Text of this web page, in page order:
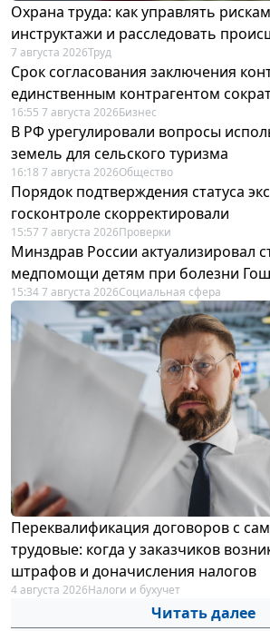
Охрана труда: как управлять
инструктажи и расследовать
7 августа 2026Труд
Срок согласования заключения
единственным контрагентом
16:55 7 августа 2026Бизнес
В РФ урегулировали вопросы
земель для сельского туризма
16:18 7 августа 2026Общество
Порядок подтверждения статуса
госконтроле скорректировали
15:57 7 августа 2026Проверки
Минздрав России актуализировал
медпомощи детям при болезни
15:34 7 августа 2026Социальная сфера
Переквалификация договоров с
трудовые: когда у заказчиков
штрафов и доначисления налогов
4 августа 2026Налоги и бухучет
Читать далее